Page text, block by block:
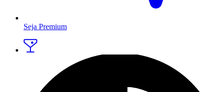
Seja Premium